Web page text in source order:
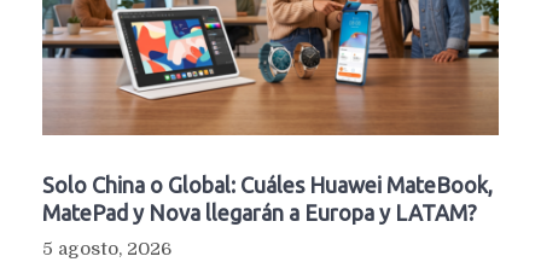
Solo China o Global: Cuáles Huawei MateBook,
MatePad y Nova llegarán a Europa y LATAM?
5 agosto, 2026